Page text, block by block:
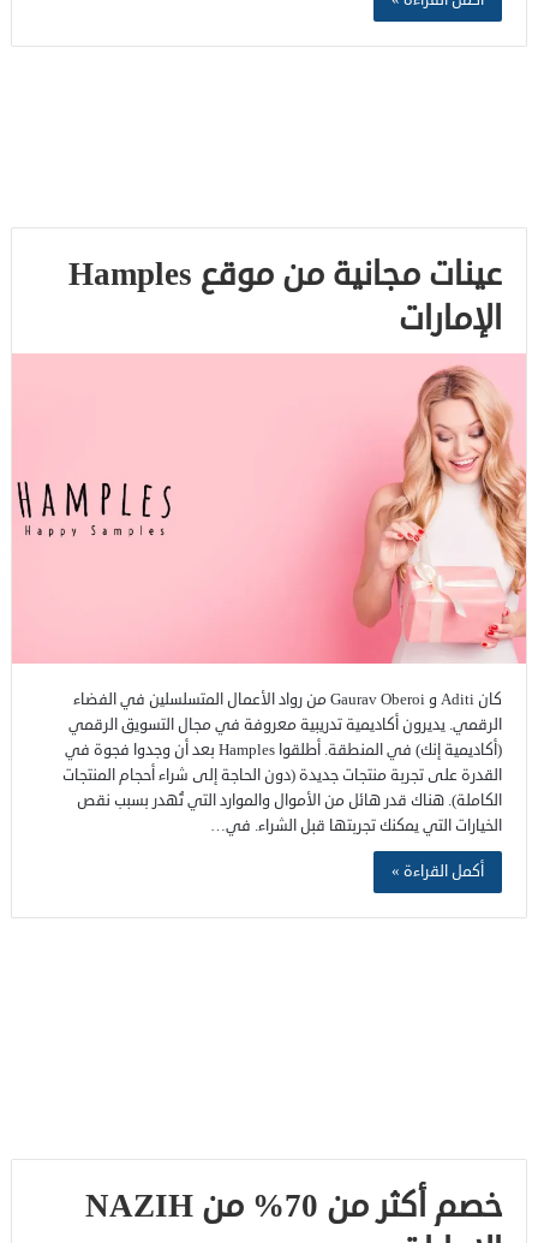
عينات مجانية من موقع Hamples
الإمارات
كان Aditi و Gaurav Oberoi من رواد الأعمال المتسلسلين في الفضاء
الرقمي. يديرون أكاديمية تدريبية معروفة في مجال التسويق الرقمي
(أكاديمية إنك) في المنطقة. أطلقوا Hamples بعد أن وجدوا فجوة في
القدرة على تجربة منتجات جديدة (دون الحاجة إلى شراء أحجام المنتجات
الكاملة). هناك قدر هائل من الأموال والموارد التي تُهدر بسبب نقص
الخيارات التي يمكنك تجربتها قبل الشراء. في…
أكمل القراءة »
خصم أكثر من 70% من NAZIH